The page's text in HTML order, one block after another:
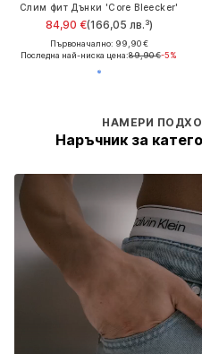
Слим фит Дънки 'Core Bleecker'
84,90 €(166,05 лв.³)
Първоначално: 99,90 €
Последна най-ниска цена:89,90 €-5%
НАМЕРИ
Наръчник за